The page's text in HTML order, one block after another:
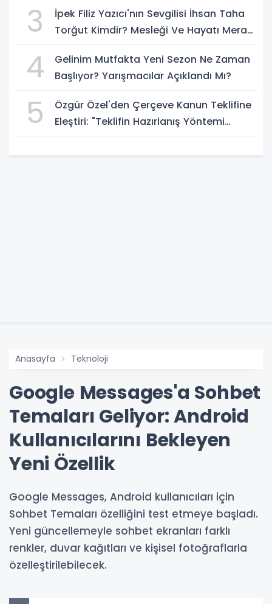
3
İpek Filiz Yazıcı'nın Sevgilisi İhsan Taha
Torğut Kimdir? Mesleği Ve Hayatı Merak
4
Gelinim Mutfakta Yeni Sezon Ne Zaman
Başlıyor? Yarışmacılar Açıklandı Mı?
5
Özgür Özel'den Çerçeve Kanun Teklifine
Eleştiri: "Teklifin Hazırlanış Yöntemi
Anasayfa Teknoloji
Google Messages'a Sohbet
Temaları Geliyor: Android
Kullanıcılarını Bekleyen
Yeni Özellik
Google Messages, Android kullanıcıları için
Sohbet Temaları özelliğini test etmeye başladı.
Yeni güncellemeyle sohbet ekranları farklı
renkler, duvar kağıtları ve kişisel fotoğraflarla
özelleştirilebilecek.